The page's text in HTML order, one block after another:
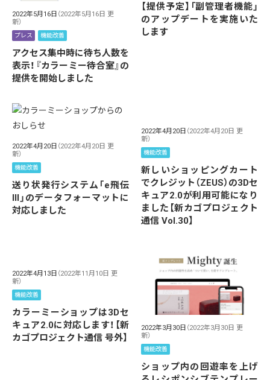
2022年5月16日 （2022年5月16日 更
新）
プレス 機能改善
アクセス集中時に待ち人数を
表示！『カラーミー待合室』の
提供を開始しました
【提供予定】「副管理者機能」
のアップデートを実施いた
します
2022年4月20日 （2022年4月20日 更
新）
機能改善
送り状発行システム「e飛伝
III」のデータフォーマットに
対応しました
2022年4月20日 （2022年4月20日 更
新）
機能改善
新しいショッピングカート
でクレジット（ZEUS）の3Dセ
キュア2.0が利用可能になり
ました【新カゴプロジェクト
通信 Vol.30】
2022年4月13日 （2022年11月10日 更
新）
機能改善
カラーミーショップは3Dセ
キュア2.0に対応します！【新
カゴプロジェクト通信 号外】
2022年3月30日 （2022年3月30日 更
新）
機能改善
ショップ内の回遊率を上げ